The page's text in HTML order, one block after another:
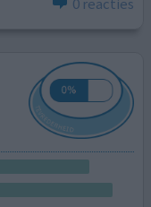
0 reacties